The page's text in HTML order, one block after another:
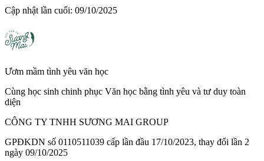
Cập nhật lần cuối: 09/10/2025
Ươm mầm tình yêu văn học
Cùng học sinh chinh phục Văn học bằng tình yêu và tư duy toàn
diện
CÔNG TY TNHH SƯƠNG MAI GROUP
GPĐKDN số 0110511039 cấp lần đầu 17/10/2023, thay đổi lần 2
ngày 09/10/2025